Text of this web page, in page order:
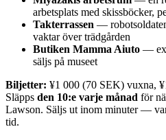
arbetsplats med skissböcker,
Takterrassen —
vaktar över trädgården
Butiken Mamma Aiuto —
säljs på museet
Biljetter: ¥1 000 (70 SEK) vuxna,
Släpps den 10:e varje månad för
Lawson. Säljs ut inom minuter —
tid.